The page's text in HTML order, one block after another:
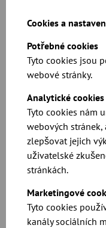
Cookies a
Potřebné cookies
Tyto cookies jsou
webové stránky.
Analytické cookies
Tyto cookies nám
webových
zlepšovat jejich
uživatelské
stránkách.
Marketingové
Tyto cookies
kanály sociálních
CAD soubory
stažení